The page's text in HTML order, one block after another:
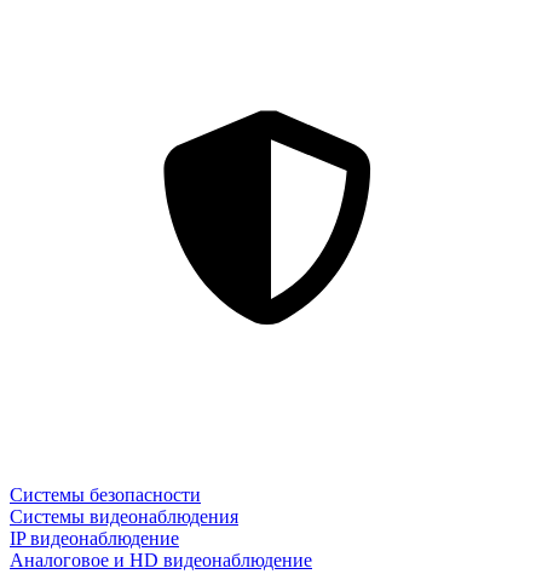
Системы безопасности
Системы видеонаблюдения
IP видеонаблюдение
Аналоговое и HD видеонаблюдение